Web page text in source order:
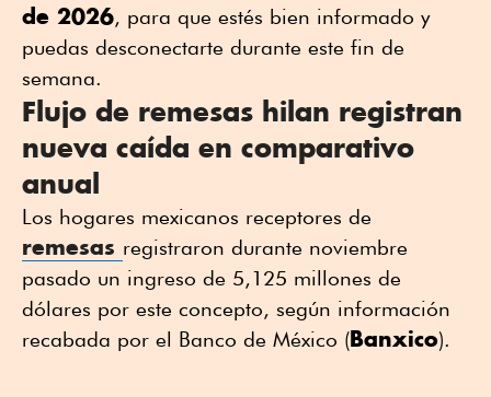
de 2026, para que estés bien informado y
puedas desconectarte durante este fin de
semana.
Flujo de remesas hilan registran
nueva caída en comparativo
anual
Los hogares mexicanos receptores de
remesas registraron durante noviembre
pasado un ingreso de 5,125 millones de
dólares por este concepto, según información
recabada por el Banco de México (Banxico).